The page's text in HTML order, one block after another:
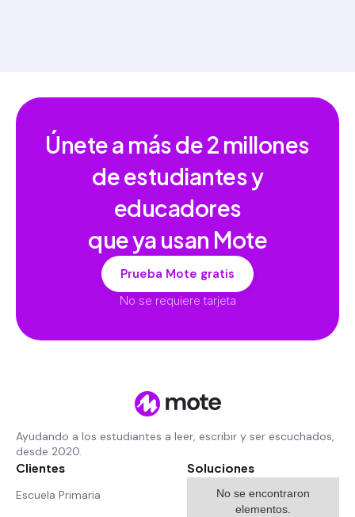
Únete a más de2 millones
de estudiantes y
educadores
que ya usan Mote
Prueba Mote gratis
No se requiere tarjeta
Ayudando a los estudiantes a leer, escribir y ser escuchados,
desde 2020.
Clientes
Escuela Primaria
Soluciones
No se encontraron
elementos.